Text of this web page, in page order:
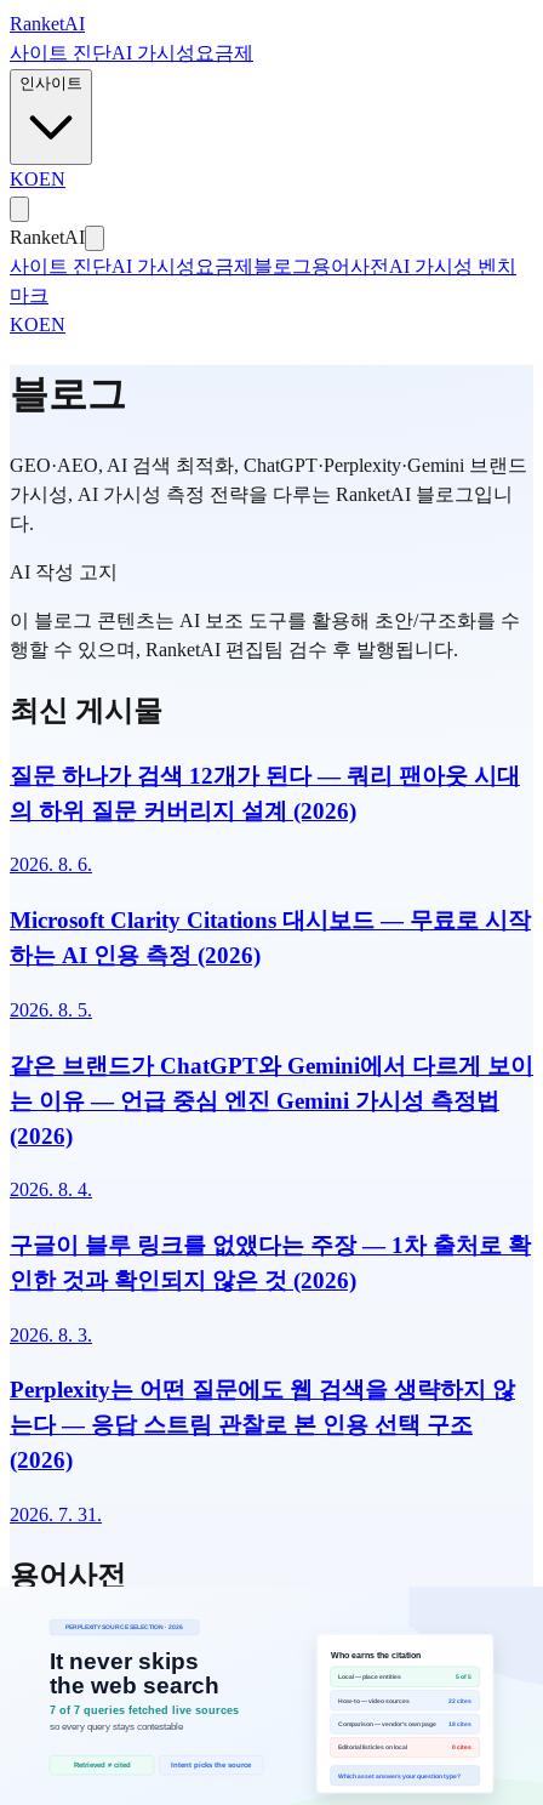
본문으로 건너뛰기
RanketAI
사이트 진단AI 가시성 요금제
인사이트
KOEN
RanketAI
사이트 진단AI 가시성 요금제 블로그용어사전 AI 가시성 벤치
마크
KOEN
블로그
GEO·AEO, AI 검색 최적화, ChatGPT·Perplexity·Gemini 브랜드
가시성, AI 가시성 측정 전략을 다루는 RanketAI 블로그입니
다.
AI 작성 고지
이 블로그 콘텐츠는 AI 보조 도구를 활용해 초안/구조화를 수
행할 수 있으며, RanketAI 편집팀 검수 후 발행됩니다.
최신 게시물
질문 하나가 검색 12개가 된다 — 쿼리 팬아웃 시대
의 하위 질문 커버리지 설계 (2026)
2026. 8. 6.
Microsoft Clarity Citations 대시보드 — 무료로 시작
하는 AI 인용 측정 (2026)
2026. 8. 5.
같은 브랜드가 ChatGPT와 Gemini에서 다르게 보이
는 이유 — 언급 중심 엔진 Gemini 가시성 측정법
(2026)
2026. 8. 4.
구글이 블루 링크를 없앴다는 주장 — 1차 출처로 확
인한 것과 확인되지 않은 것 (2026)
2026. 8. 3.
Perplexity는 어떤 질문에도 웹 검색을 생략하지 않
는다 — 응답 스트림 관찰로 본 인용 선택 구조
(2026)
2026. 7. 31.
용어사전
AI 검색·답변 가시성 관련 핵심 용어 정의
전체 보기